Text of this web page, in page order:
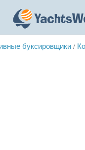
буксировщики /